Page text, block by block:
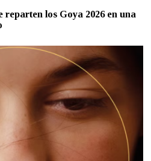
reparten los Goya 2026 en una